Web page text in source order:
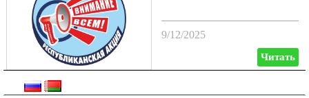
9/12/2025
Читать